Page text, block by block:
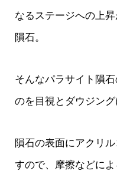
なるステージへの上
隕石。
そんなパラサイト隕
のを目視とダウジング
隕石の表面にアクリ
すので、摩擦などに